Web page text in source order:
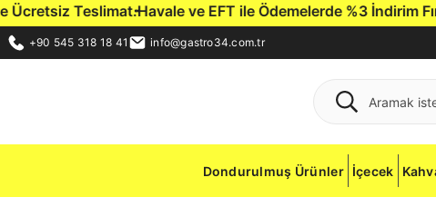
Teslimat.Havale ve EFT ile Ödemelerde %3 İndirim
+90 545 318 18 41 info@gastro34.com.tr
Dondurulmuş Ürünler İçecek